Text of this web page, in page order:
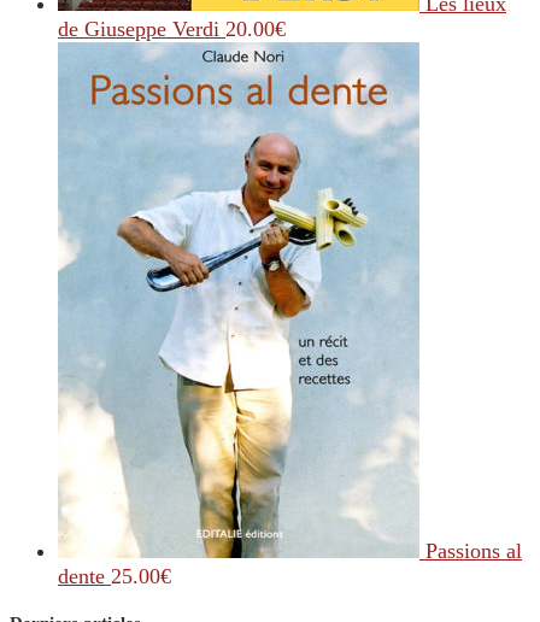
de Giuseppe Verdi 20.00€
Passions al
dente 25.00€